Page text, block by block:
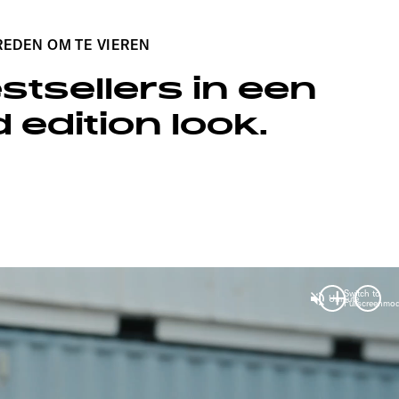
68 XX
OM TE VIEREN
in een
edition look.
UnmuteSwitch to